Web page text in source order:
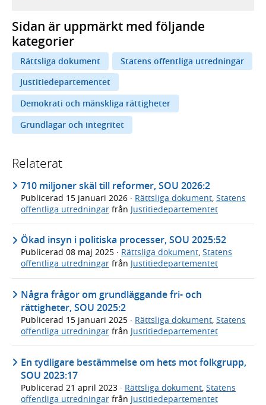
Sidan är uppmärkt med följande
kategorier
Rättsliga dokument
Statens offentliga utredningar
Justitiedepartementet
Demokrati och mänskliga rättigheter
Grundlagar och integritet
Relaterat
710 miljoner skäl till reformer, SOU 2026:2
Publicerad 15 januari 2026 · Rättsliga dokument Statens
offentliga utredningar från Justitiedepartementet
Ökad insyn i politiska processer, SOU 2025:52
Publicerad 08 maj 2025 · Rättsliga dokument, Statens
offentliga utredningar från Justitiedepartementet
Några frågor om grundläggande fri- och
rättigheter, SOU 2025:2
Publicerad 15 januari 2025 · Rättsliga dokument, Statens
offentliga utredningar från Justitiedepartementet
En tydligare bestämmelse om hets mot folkgrupp,
SOU 2023:17
Publicerad 21 april 2023 · Rättsliga dokument Statens
offentliga utredningar från Justitiedepartementet